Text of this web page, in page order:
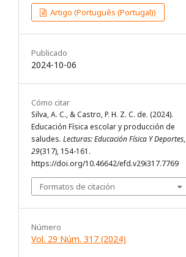
Artigo (Português (Portugal))
Publicado
2024-10-06
Cómo citar
Silva, A. C., & Castro, P. H. Z. C. de. (2024).
Educación Física escolar y producción de
saludes. Lecturas: Educación Física Y Deportes,
29(317), 154-161.
https://doi.org/10.46642/efd.v29i317.7769
Formatos de citación
Número
Vol. 29 Núm. 317 (2024)